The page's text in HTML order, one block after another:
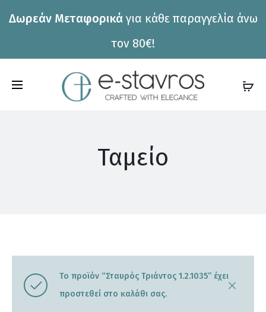
Δωρεάν Μεταφορικάγια κάθε παραγγελία άνω
τον 80€!
Ταμείο
Το προϊόν “Σταυρός Τριάντος 1.2.1035” έχει
προστεθεί στο καλάθι σας.